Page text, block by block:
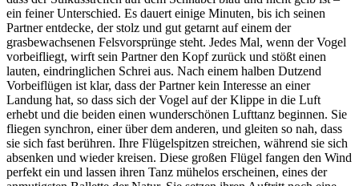
ein feiner Unterschied. Es dauert einige Minuten, bis ich seinen
Partner entdecke, der stolz und gut getarnt auf einem der
grasbewachsenen Felsvorsprünge steht. Jedes Mal, wenn der Vogel
vorbeifliegt, wirft sein Partner den Kopf zurück und stößt einen
lauten, eindringlichen Schrei aus. Nach einem halben Dutzend
Vorbeiflügen ist klar, dass der Partner kein Interesse an einer
Landung hat, so dass sich der Vogel auf der Klippe in die Luft
erhebt und die beiden einen wunderschönen Lufttanz beginnen. Sie
fliegen synchron, einer über dem anderen, und gleiten so nah, dass
sie sich fast berühren. Ihre Flügelspitzen streichen, während sie sich
absenken und wieder kreisen. Diese großen Flügel fangen den Wind
perfekt ein und lassen ihren Tanz mühelos erscheinen, eines der